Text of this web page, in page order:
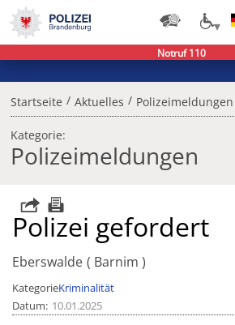
Startseite / Aktuelles / Polizeimeldungen
Kategorie:
Polizeimeldungen
Polizei gefordert
Eberswalde Barnim
KategorieKriminalität
Datum 10.01.2025
Notruf 110